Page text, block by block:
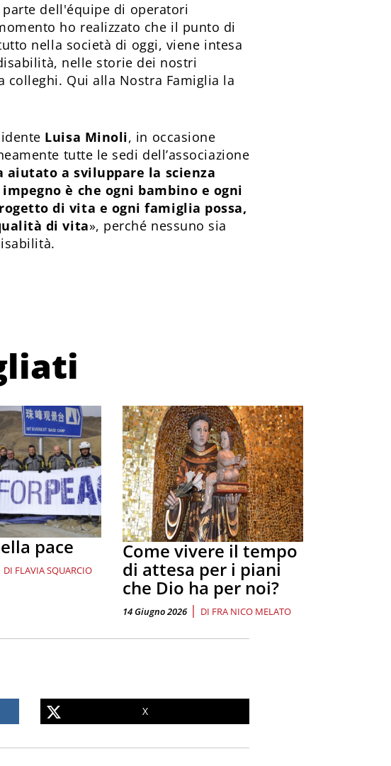
dell'équipe di operatori
ho realizzato che il punto di
nella società di oggi, viene intesa
nelle storie dei nostri
Qui alla Nostra Famiglia la
Luisa Minoli, in occasione
tutte le sedi dell’associazione
a sviluppare la scienza
è che ogni bambino e ogni
di vita e ogni famiglia possa,
di vita», perché nessuno sia
pace
DI FLAVIA SQUARCIO
Come vivere il tempo
di attesa per i piani
che Dio ha per noi?
14 Giugno 2026 | DI FRA NICO MELATO
X